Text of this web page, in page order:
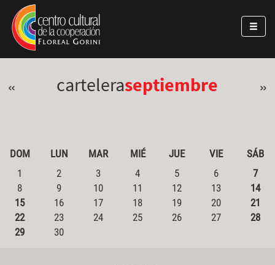
Pasar al contenido principal
Jump to main content
« carteleraseptiembre »
DOM LUN MAR MIÉ JUE VIE
SÁB
1
2 3 4 5 6
7
8
9 10 11 12 13
14
15
16 17 18 19 20
21
22
23 24 25 26 27
28
29
30